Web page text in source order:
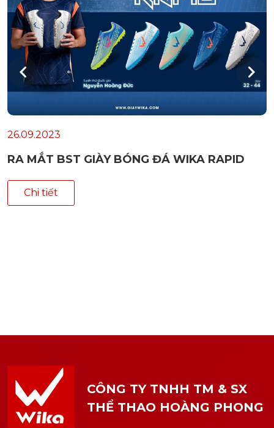
26.09.2023
RA MẮT BST GIÀY BÓNG ĐÁ WIKA RAPID
Chi tiết
CÔNG TY TNHH TM & SX
THỂ THAO HOÀNG PHONG